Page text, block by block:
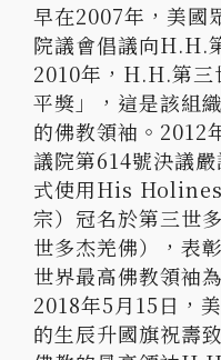
早在2007年，美
院議會倡議向H.H.
2010年，H.H.第三
平獎」，這是該組
的佛教領袖。2012
議院第614號決議
式使用His
宗）冠名於第三世
世多杰羌佛），表
世界最高佛教領袖
2018年5月15日，
的生辰升國旗祝壽